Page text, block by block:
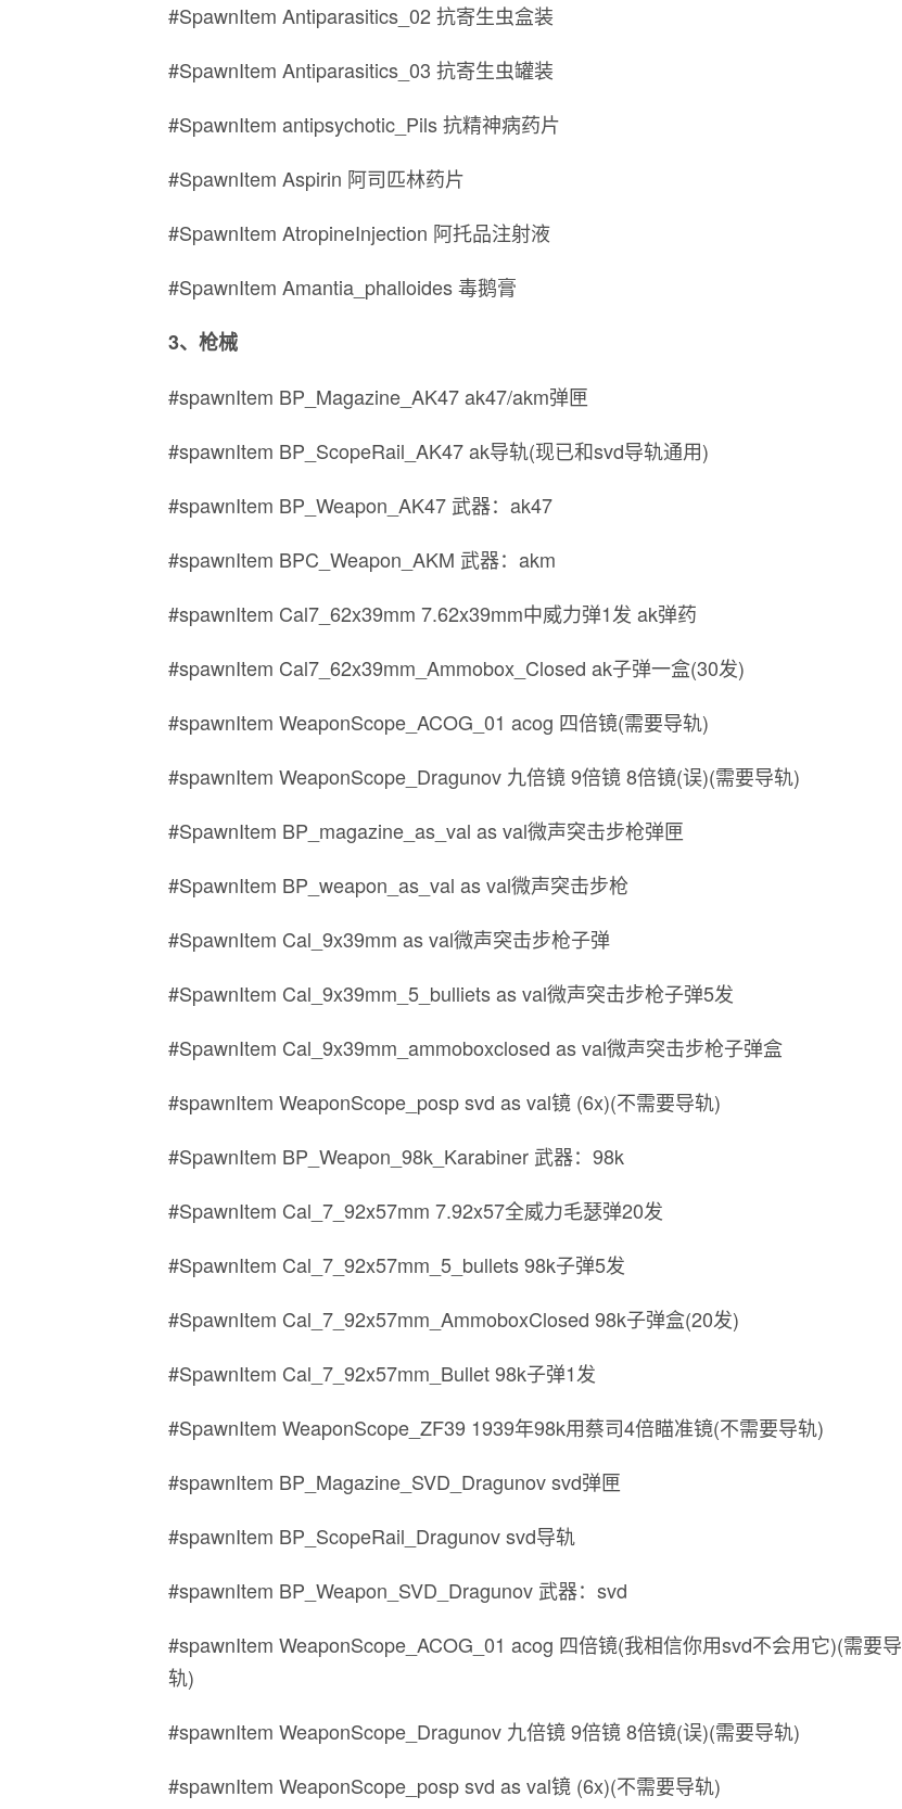
#SpawnItem Antiparasitics_02 抗寄生虫盒装
#SpawnItem Antiparasitics_03 抗寄生虫罐装
#SpawnItem antipsychotic_Pils 抗精神病药片
#SpawnItem Aspirin 阿司匹林药片
#SpawnItem AtropineInjection 阿托品注射液
#SpawnItem Amantia_phalloides 毒鹅膏
3、枪械
#spawnItem BP_Magazine_AK47 ak47/akm弹匣
#spawnItem BP_ScopeRail_AK47 ak导轨(现已和svd导轨通用)
#spawnItem BP_Weapon_AK47 武器：ak47
#spawnItem BPC_Weapon_AKM 武器：akm
#spawnItem Cal7_62x39mm 7.62x39mm中威力弹1发 ak弹药
#spawnItem Cal7_62x39mm_Ammobox_Closed ak子弹一盒(30发)
#spawnItem WeaponScope_ACOG_01 acog 四倍镜(需要导轨)
#spawnItem WeaponScope_Dragunov 九倍镜 9倍镜 8倍镜(误)(需要导轨)
#SpawnItem BP_magazine_as_val as val微声突击步枪弹匣
#SpawnItem BP_weapon_as_val as val微声突击步枪
#SpawnItem Cal_9x39mm as val微声突击步枪子弹
#SpawnItem Cal_9x39mm_5_bulliets as val微声突击步枪子弹5发
#SpawnItem Cal_9x39mm_ammoboxclosed as val微声突击步枪子弹盒
#spawnItem WeaponScope_posp svd as val镜 (6x)(不需要导轨)
#SpawnItem BP_Weapon_98k_Karabiner 武器：98k
#SpawnItem Cal_7_92x57mm 7.92x57全威力毛瑟弹20发
#SpawnItem Cal_7_92x57mm_5_bullets 98k子弹5发
#SpawnItem Cal_7_92x57mm_AmmoboxClosed 98k子弹盒(20发)
#SpawnItem Cal_7_92x57mm_Bullet 98k子弹1发
#SpawnItem WeaponScope_ZF39 1939年98k用蔡司4倍瞄准镜(不需要导轨)
#spawnItem BP_Magazine_SVD_Dragunov svd弹匣
#spawnItem BP_ScopeRail_Dragunov svd导轨
#spawnItem BP_Weapon_SVD_Dragunov 武器：svd
#spawnItem WeaponScope_ACOG_01 acog 四倍镜(我相信你用svd不会用它)(需要导
轨)
#spawnItem WeaponScope_Dragunov 九倍镜 9倍镜 8倍镜(误)(需要导轨)
#spawnItem WeaponScope_posp svd as val镜 (6x)(不需要导轨)